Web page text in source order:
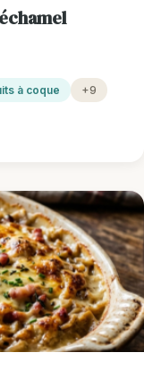
à coque +9